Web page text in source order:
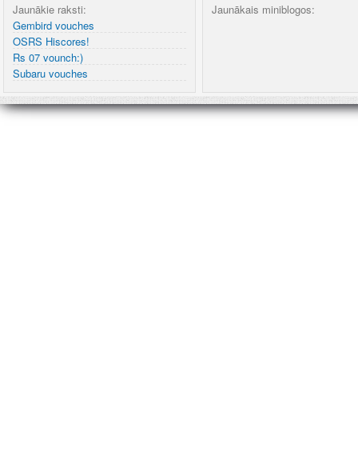
Jaunākie raksti:
Gembird vouches
OSRS Hiscores!
Rs 07 vounch:)
Subaru vouches
Jaunākais miniblogos: